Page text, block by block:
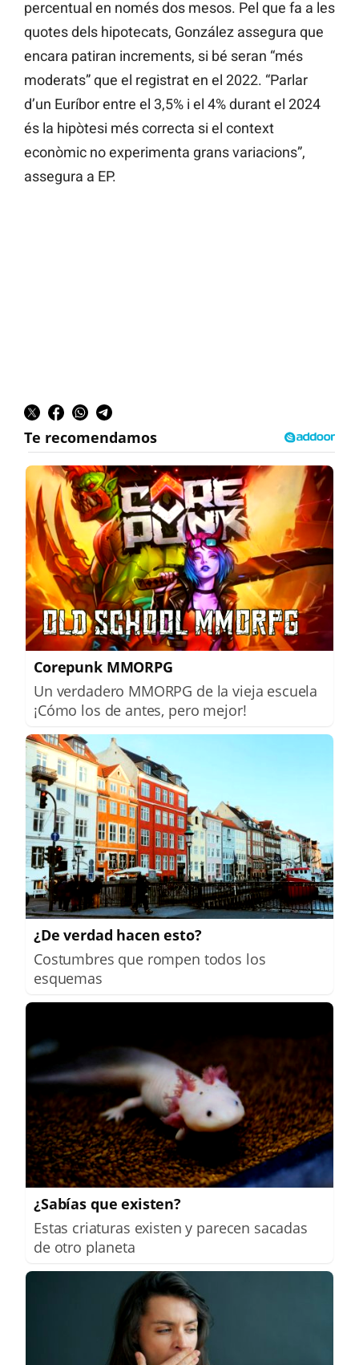
percentual en només dos mesos. Pel que fa a les
quotes dels hipotecats, González assegura que
encara patiran increments, si bé seran “més
moderats” que el registrat en el 2022. “Parlar
d’un Euríbor entre el 3,5% i el 4% durant el 2024
és la hipòtesi més correcta si el context
econòmic no experimenta grans variacions”,
assegura a EP.
Corepunk MMORPG
Un verdadero MMORPG de la vieja escuela
¡Cómo los de antes, pero mejor!
¿De verdad hacen esto?
Costumbres que rompen todos los
esquemas
¿Sabías que existen?
Estas criaturas existen y parecen sacadas
de otro planeta